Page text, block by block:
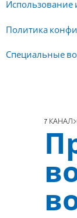
Политика
Специальные
7 КАНАЛ